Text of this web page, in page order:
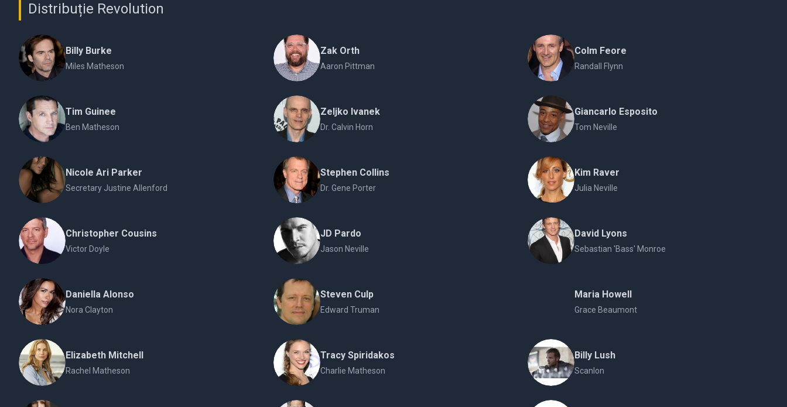
Distribuție Revolution
Billy Burke
Miles Matheson
Zak Orth
Aaron Pittman
Colm Feore
Randall Flynn
Tim Guinee
Ben Matheson
Zeljko Ivanek
Dr. Calvin Horn
Giancarlo Esposito
Tom Neville
Nicole Ari Parker
Secretary Justine Allenford
Stephen Collins
Dr. Gene Porter
Kim Raver
Julia Neville
Christopher Cousins
Victor Doyle
JD Pardo
Jason Neville
David Lyons
Sebastian 'Bass' Monroe
Daniella Alonso
Nora Clayton
Steven Culp
Edward Truman
Maria Howell
Grace Beaumont
Elizabeth Mitchell
Rachel Matheson
Tracy Spiridakos
Charlie Matheson
Billy Lush
Scanlon